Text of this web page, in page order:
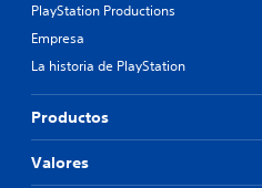
PlayStation Productions
Empresa
La historia de PlayStation
Productos
Valores